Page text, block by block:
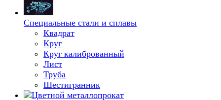
Специальные стали и сплавы
Квадрат
Круг
Круг калиброванный
Лист
Труба
Шестигранник